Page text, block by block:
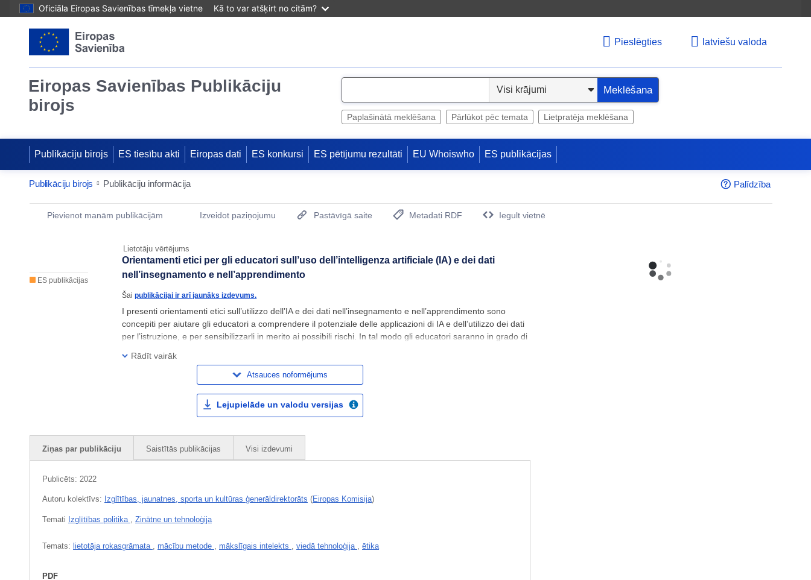
Oficiāla Eiropas Savienības tīmekļa vietne Kā to var atšķirt no citām?
Pieslēgties latviešu valoda
Eiropas Savienības Publikāciju
birojs
e
Meklēšana
Paplašinātā meklēšana Pārlūkot pēc temata Lietpratēja meklēšana
Publikāciju birojs ES tiesību akti Eiropas dati ES konkursi ES pētījumu rezultāti EU Whoiswho ES publikācijas
Publikāciju birojs Publikāciju informācija Palīdzība
Publication Detail Actions Portlet
Pievienot manām publikācijām Izveidot paziņojumu Pastāvīgā saite
Metadati RDF
Iegult vietnē
Lietotāju vērtējums
ES publikācijas
Orientamenti etici per gli educatori sull’uso dell’intelligenza artificiale (IA) e dei dati
nell’insegnamento e nell’apprendimento
Šaipublikācijai ir arī jaunāks izdevums.
I presenti orientamenti etici sull’utilizzo dell’IA e dei dati nell’insegnamento e nell’apprendimento sono
concepiti per aiutare gli educatori a comprendere il potenziale delle applicazioni di IA e dell’utilizzo dei dati
per l’istruzione, e per sensibilizzarli in merito ai possibili rischi. In tal modo gli educatori saranno in grado di
Rādīt vairāk
Atsauces noformējums
Lejupielāde un valodu versijas
Ziņas par publikāciju Saistītās publikācijas Visi izdevumi
Publicēts: 2022
Autoru kolektīvs: Izglītības, jaunatnes, sporta un kultūras ģenerāldirektorāts (Eiropas Komisija)
Temati Izglītības politika Zinātne un tehnoloģija
Temats: lietotāja rokasgrāmata mācību metode mākslīgais intelekts viedā tehnoloģija ētika
PDF